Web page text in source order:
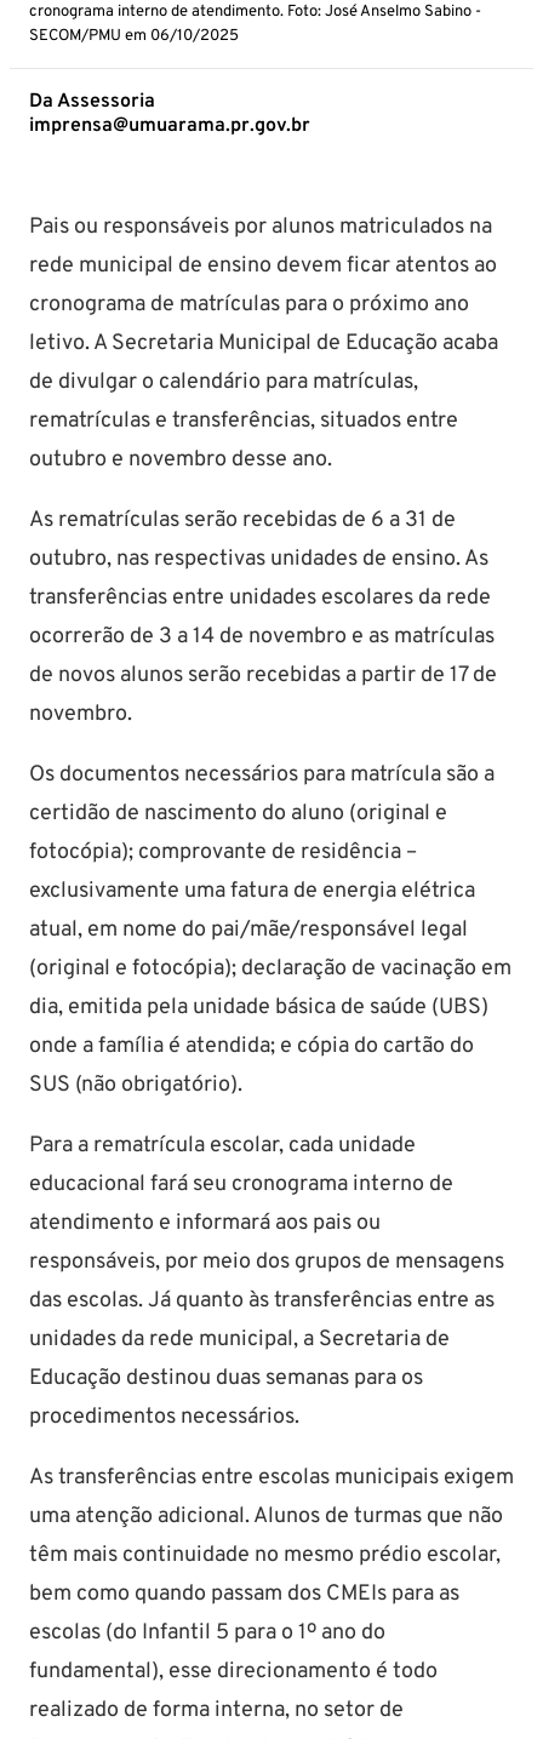
cronograma interno de atendimento. Foto: José Anselmo Sabino -
SECOM/PMU em 06/10/2025
Da Assessoria
imprensa@umuarama.pr.gov.br
Pais ou responsáveis por alunos matriculados na
rede municipal de ensino devem ficar atentos ao
cronograma de matrículas para o próximo ano
letivo. A Secretaria Municipal de Educação acaba
de divulgar o calendário para matrículas,
rematrículas e transferências, situados entre
outubro e novembro desse ano.
As rematrículas serão recebidas de 6 a 31 de
outubro, nas respectivas unidades de ensino. As
transferências entre unidades escolares da rede
ocorrerão de 3 a 14 de novembro e as matrículas
de novos alunos serão recebidas a partir de 17 de
novembro.
Os documentos necessários para matrícula são a
certidão de nascimento do aluno (original e
fotocópia); comprovante de residência –
exclusivamente uma fatura de energia elétrica
atual, em nome do pai/mãe/responsável legal
(original e fotocópia); declaração de vacinação em
dia, emitida pela unidade básica de saúde (UBS)
onde a família é atendida; e cópia do cartão do
SUS (não obrigatório).
Para a rematrícula escolar, cada unidade
educacional fará seu cronograma interno de
atendimento e informará aos pais ou
responsáveis, por meio dos grupos de mensagens
das escolas. Já quanto às transferências entre as
unidades da rede municipal, a Secretaria de
Educação destinou duas semanas para os
procedimentos necessários.
As transferências entre escolas municipais exigem
uma atenção adicional. Alunos de turmas que não
têm mais continuidade no mesmo prédio escolar,
bem como quando passam dos CMEIs para as
escolas (do Infantil 5 para o 1º ano do
fundamental), esse direcionamento é todo
realizado de forma interna, no setor de